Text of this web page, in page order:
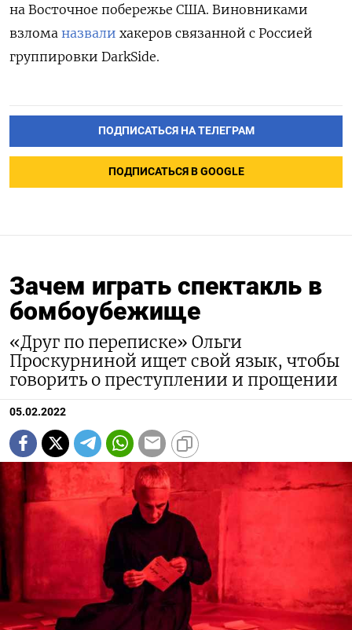
на Восточное побережье США. Виновниками
взлома назвали хакеров связанной с Россией
группировки DarkSide.
ПОДПИСАТЬСЯ НА ТЕЛЕГРАМ
ПОДПИСАТЬСЯ В GOOGLE
Зачем играть спектакль в
бомбоубежище
«Друг по переписке» Ольги
Проскурниной ищет свой язык, чтобы
говорить о преступлении и прощении
05.02.2022